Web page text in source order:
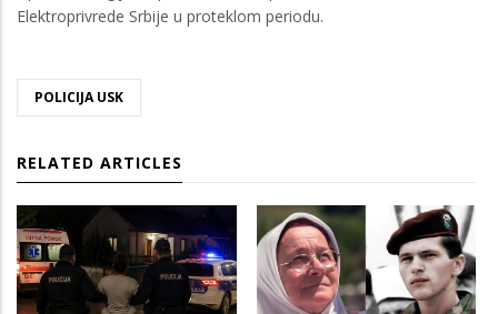
Elektroprivrede Srbije u proteklom periodu.
POLICIJA USK
RELATED ARTICLES